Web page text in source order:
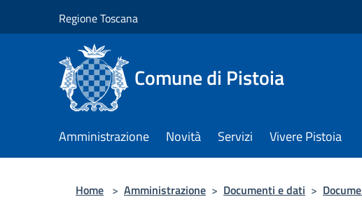
Regione Toscana
Comune di Pistoia
Amministrazione Novità Servizi Vivere Pistoia
Home > Amministrazione > Documenti e dati >